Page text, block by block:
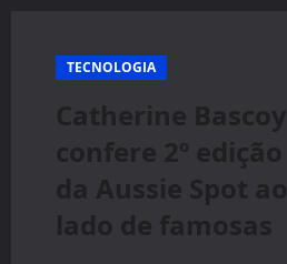
TECNOLOGIA
Catherine Bascoy
confere 2º edição
da Aussie Spot ao
lado de famosas